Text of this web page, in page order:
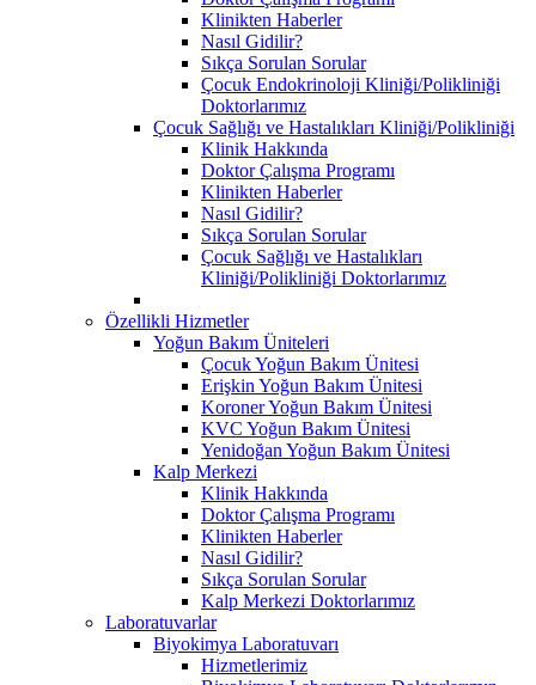
Klinikten Haberler
Nasıl Gidilir?
Sıkça Sorulan Sorular
Çocuk Endokrinoloji Kliniği/Polikliniği
Doktorlarımız
Çocuk Sağlığı ve Hastalıkları Kliniği/Polikliniği
Klinik Hakkında
Doktor Çalışma Programı
Klinikten Haberler
Nasıl Gidilir?
Sıkça Sorulan Sorular
Çocuk Sağlığı ve Hastalıkları
Kliniği/Polikliniği Doktorlarımız
Özellikli Hizmetler
Yoğun Bakım Üniteleri
Çocuk Yoğun Bakım Ünitesi
Erişkin Yoğun Bakım Ünitesi
Koroner Yoğun Bakım Ünitesi
KVC Yoğun Bakım Ünitesi
Yenidoğan Yoğun Bakım Ünitesi
Kalp Merkezi
Klinik Hakkında
Doktor Çalışma Programı
Klinikten Haberler
Nasıl Gidilir?
Sıkça Sorulan Sorular
Kalp Merkezi Doktorlarımız
Laboratuvarlar
Biyokimya Laboratuvarı
Hizmetlerimiz